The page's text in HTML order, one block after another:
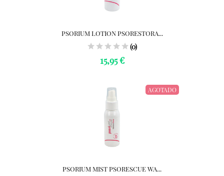
PSORIUM LOTION PSORESTORA...
(0)
15,95 €
AGOTADO
PSORIUM MIST PSORESCUE WA...